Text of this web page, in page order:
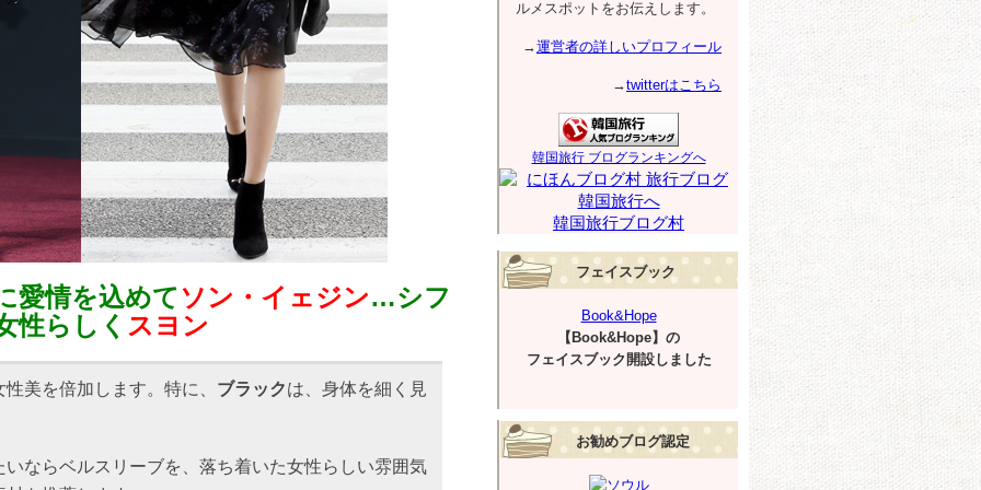
愛情を込めてソン・イェジン…シフ
性らしく スヨン
性美を倍加します。特に、 ブラックは、身体を細く見
ならベルスリーブを、落ち着いた女性らしい雰囲気
ルメスポットをお伝えします。
→運営者の詳しいプロフィール
→twitterはこちら
韓国旅行 ブログランキングへ
韓国旅行ブログ村
フェイスブック
Book&Hope
【Book&Hope】の
フェイスブック開設しました
お勧めブログ認定